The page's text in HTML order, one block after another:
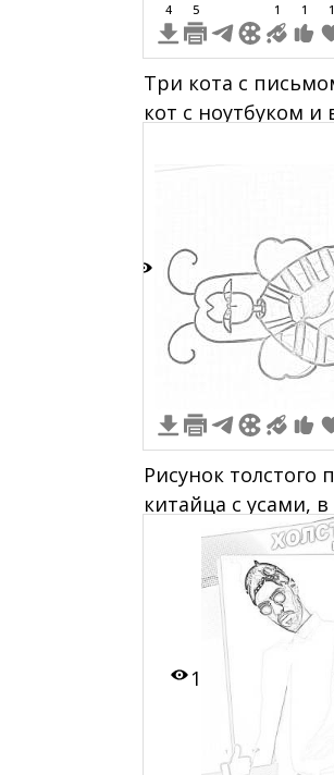
4 5 1 1 1
Три кота с
кот с ноутбуком и
Рисунок толстого
китайца с усами,
одежде и больших
завитыми
головы и
элементами внизу
1